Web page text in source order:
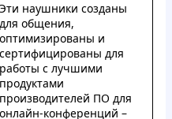
Эти наушники созданы
для общения,
оптимизированы и
сертифицированы для
работы с лучшими
продуктами
производителей ПО для
онлайн-конференций –